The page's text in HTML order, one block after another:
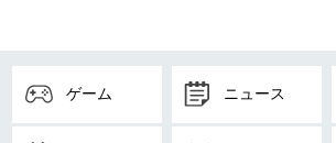
ゲーム ニュース